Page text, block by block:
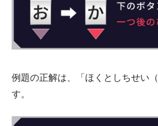
例題の正解は、「ほくとしちせい（
す。